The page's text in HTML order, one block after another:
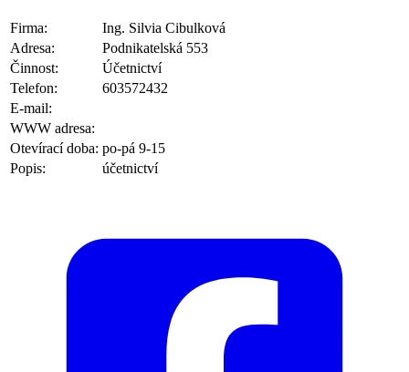
Firma:
Ing. Silvia Cibulková
Adresa:
Podnikatelská 553
Činnost:
Účetnictví
Telefon:
603572432
E-mail:
WWW adresa:
Otevírací doba: po-pá 9-15
Popis:
účetnictví